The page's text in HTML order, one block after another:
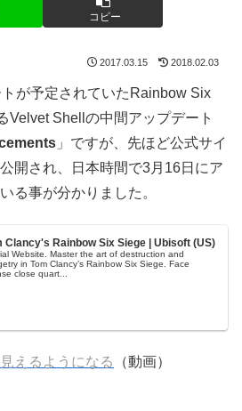
コピー
2017.03.15 2018.02.03
が予定されていたRainbow Six
Velvet Shellの中間アップデート
」ですが、先ほど公式サイ
開され、日本時間で3月16日にア
る事が分かりました。
Clancy's Rainbow Six Siege | Ubisoft (US)
Website. Master the art of destruction and
in Tom Clancy’s Rainbow Six Siege. Face
close quart...
えるようになる （動画）